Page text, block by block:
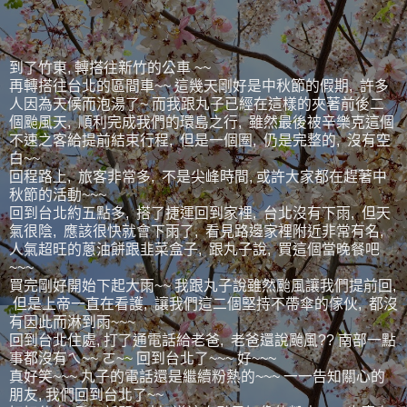
到了竹東, 轉搭往新竹的公車 ~~
再轉搭往台北的區間車~~ 這幾天剛好是中秋節的假期, 許多
人因為天候而泡湯了~ 而我跟丸子已經在這樣的夾著前後二
個颱風天, 順利完成我們的環島之行, 雖然最後被辛樂克這個
不速之客給提前結束行程, 但是一個圈, 仍是完整的, 沒有空
白~~
回程路上, 旅客非常多, 不是尖峰時間, 或許大家都在趕著中
秋節的活動~~~
回到台北約五點多, 搭了捷運回到家裡, 台北沒有下雨, 但天
氣很陰, 應該很快就會下雨了, 看見路邊家裡附近非常有名,
人氣超旺的蔥油餅跟韭菜盒子, 跟丸子說, 買這個當晚餐吧
~~~
買完剛好開始下起大雨~~ 我跟丸子說雖然颱風讓我們提前回,
但是上帝一直在看護, 讓我們這二個堅持不帶傘的傢伙, 都沒
有因此而淋到雨~~~
回到台北住處, 打了通電話給老爸, 老爸還說颱風?? 南部一點
事都沒有ㄟ~~ ㄛ~~ 回到台北了~~~ 好~~~
真好笑~~~ 丸子的電話還是繼續粉熱的~~~ 一一告知關心的
朋友, 我們回到台北了~~